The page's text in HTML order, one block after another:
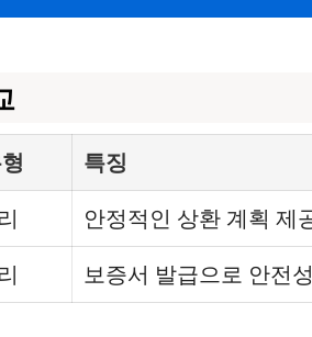
특징
안정적인 상환 계획 제
보증서 발급으로 안전